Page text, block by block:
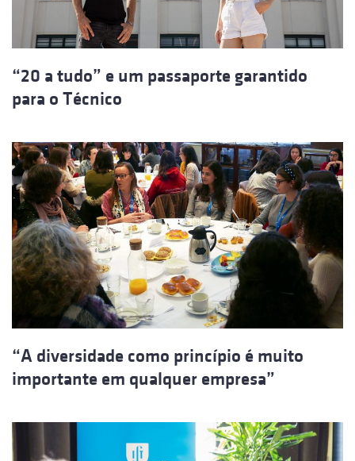
“20 a tudo” e um passaporte garantido
para o Técnico
“A diversidade como princípio é muito
importante em qualquer empresa”